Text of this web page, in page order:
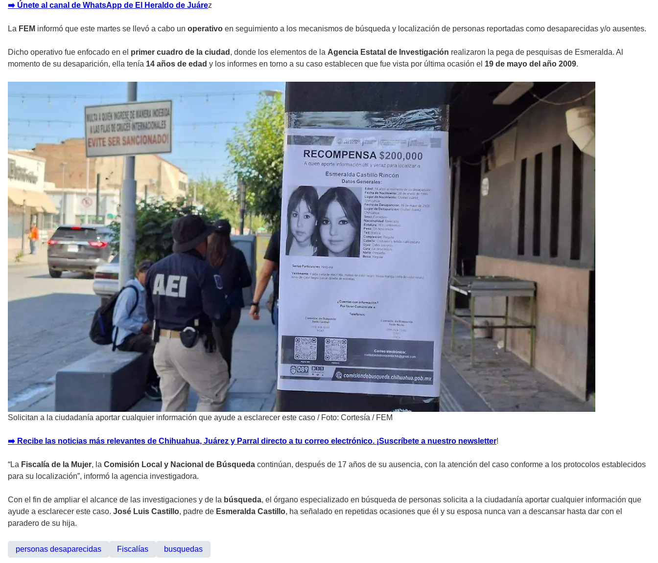
➡️ Únete al canal de WhatsApp de El Heraldo de Juárez
La FEM informó que este martes se llevó a cabo un operativo en seguimiento a los mecanismos de búsqueda y localización de personas reportadas como desaparecidas y/o ausentes.
Dicho operativo fue enfocado en el primer cuadro de la ciudad , donde los elementos de la Agencia Estatal de Investigación realizaron la pega de pesquisas de Esmeralda. Al
momento de su desaparición, ella tenía 14 años de edad y los informes en torno a su caso establecen que fue vista por última ocasión el 19 de mayo del año 2009.
Solicitan a la ciudadanía aportar cualquier información que ayude a esclarecer este caso / Foto: Cortesía / FEM
➡️ Recibe las noticias más relevantes de Chihuahua, Juárez y Parral directo a tu correo electrónico. ¡Suscríbete a nuestro newsletter!
“La Fiscalía de la Mujer, la Comisión Local y Nacional de Búsqueda continúan, después de 17 años de su ausencia, con la atención del caso conforme a los protocolos establecidos
para su localización”, informó la agencia investigadora.
Con el fin de ampliar el alcance de las investigaciones y de la búsqueda, el órgano especializado en búsqueda de personas solicita a la ciudadanía aportar cualquier información que
ayude a esclarecer este caso. José Luis Castillo, padre de Esmeralda Castillo, ha señalado en repetidas ocasiones que él y su esposa nunca van a descansar hasta dar con el
paradero de su hija.
personas desaparecidas Fiscalías busquedas